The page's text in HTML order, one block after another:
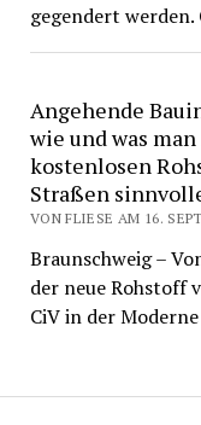
gegendert
Angehende
wie und was
kostenlosen
Straßen
VON FLIESE AM 16.
Braunschweig –
der neue Rohstoff
CiV in der